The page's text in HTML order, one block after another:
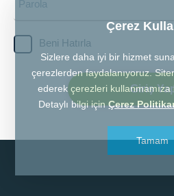
Beni Hatırla
Giriş
Çerez
Sizlere daha iyi bir hizmet
çerezlerden faydalanıyoruz.
ederek çerezleri kullanmamıza
Detaylı bilgi içinÇerez
Tamam